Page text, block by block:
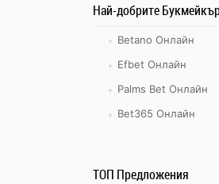
Най-добрите
Betano Онлайн
Efbet Онлайн
Palms Bet Онлайн
Bet365 Онлайн
ТОП Предложения